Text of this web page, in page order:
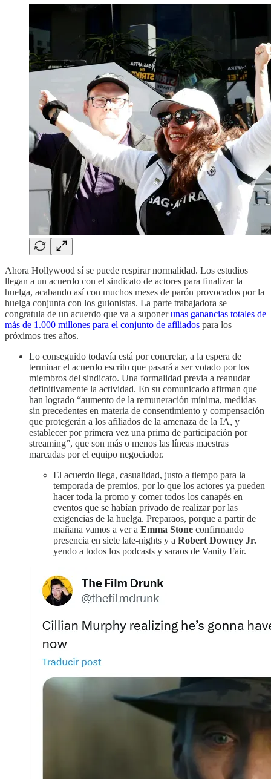
Ahora Hollywood sí se puede respirar normalidad. Los estudios
llegan a un acuerdo con el sindicato de actores para finalizar la
huelga, acabando así con muchos meses de parón provocados por la
huelga conjunta con los guionistas. La parte trabajadora se
congratula de un acuerdo que va a suponerunas ganancias totales de
más de 1.000 millones para el conjunto de afiliados para los
próximos tres años.
Lo conseguido todavía está por concretar, a la espera de
terminar el acuerdo escrito que pasará a ser votado por los
miembros del sindicato. Una formalidad previa a reanudar
definitivamente la actividad. En su comunicado afirman que
han logrado “aumento de la remuneración mínima, medidas
sin precedentes en materia de consentimiento y compensación
que protegerán a los afiliados de la amenaza de la IA, y
establecer por primera vez una prima de participación por
streaming”, que son más o menos las líneas maestras
marcadas por el equipo negociador.
El acuerdo llega, casualidad, justo a tiempo para la
temporada de premios, por lo que los actores ya pueden
hacer toda la promo y comer todos los canapés en
eventos que se habían privado de realizar por las
exigencias de la huelga. Preparaos, porque a partir de
mañana vamos a ver a Emma Stone confirmando
presencia en siete late-nights y a Robert Downey Jr.
yendo a todos los podcasts y saraos de Vanity Fair.